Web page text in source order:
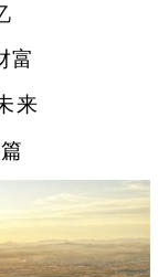
富
来